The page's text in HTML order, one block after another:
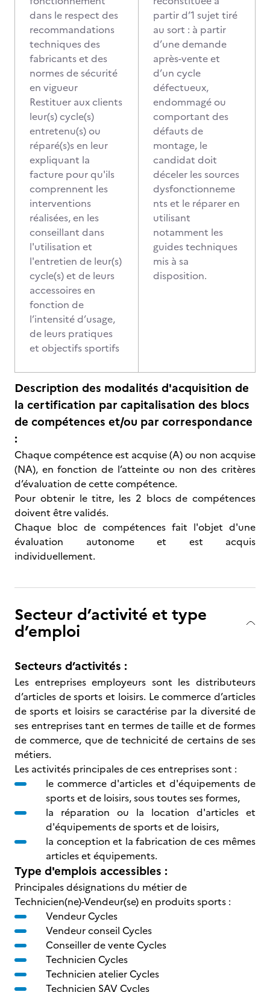
dans le respect des
recommandations
techniques des
fabricants et des
normes de sécurité
en vigueur
Restituer aux clients
leur(s) cycle(s)
entretenu(s) ou
réparé(s)s en leur
expliquant la
facture pour qu'ils
comprennent les
interventions
réalisées, en les
conseillant dans
l'utilisation et
l'entretien de leur(s)
cycle(s) et de leurs
accessoires en
fonction de
l’intensité d’usage,
de leurs pratiques
et objectifs sportifs
partir d’1 sujet tiré
au sort : à partir
d’une demande
après-vente et
d’un cycle
défectueux,
endommagé ou
comportant des
défauts de
montage, le
candidat doit
déceler les sources
dysfonctionneme
nts et le réparer en
utilisant
notamment les
guides techniques
mis à sa
disposition.
Description des modalités d'acquisition de
la certification par capitalisation des blocs
de compétences et/ou par correspondance
:
Chaque compétence est acquise (A) ou non acquise
(NA), en fonction de l’atteinte ou non des critères
d’évaluation de cette compétence.
Pour obtenir le titre, les 2 blocs de compétences
doivent être validés.
Chaque bloc de compétences fait l'objet d'une
évaluation autonome et est acquis
individuellement.
Secteur d’activité et type
d’emploi
Secteurs d’activités :
Les entreprises employeurs sont les distributeurs
d’articles de sports et loisirs. Le commerce d’articles
de sports et loisirs se caractérise par la diversité de
ses entreprises tant en termes de taille et de formes
de commerce, que de technicité de certains de ses
métiers.
Les activités principales de ces entreprises sont :
le commerce d'articles et d'équipements de
sports et de loisirs, sous toutes ses formes,
la réparation ou la location d'articles et
d'équipements de sports et de loisirs,
la conception et la fabrication de ces mêmes
articles et équipements.
Type d'emplois accessibles :
Principales désignations du métier de
Technicien(ne)-Vendeur(se) en produits sports :
Vendeur Cycles
Vendeur conseil Cycles
Conseiller de vente Cycles
Technicien Cycles
Technicien atelier Cycles
Technicien SAV Cycles